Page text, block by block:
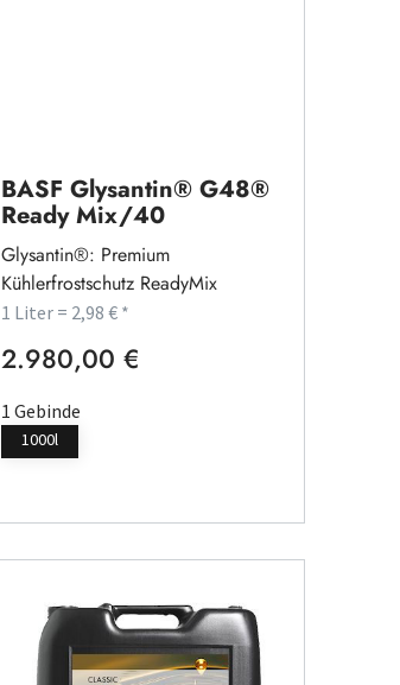
BASF Glysantin® G48®
Ready Mix/40
Glysantin®: Premium
Kühlerfrostschutz ReadyMix
1 Liter = 2,98 € *
Regulärer Preis:
2.980,00 €
1 Gebinde
1000l